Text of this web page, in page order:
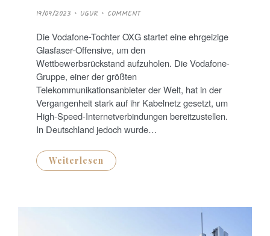
P
O
T
E
D
O
N
19/09/2023 UGUR COMMENT
Die Vodafone-Tochter OXG startet eine ehrgeizige
Glasfaser-Offensive, um den
Wettbewerbsrückstand aufzuholen. Die Vodafone-
Gruppe, einer der größten
Telekommunikationsanbieter der Welt, hat in der
Vergangenheit stark auf ihr Kabelnetz gesetzt, um
High-Speed-Internetverbindungen bereitzustellen.
In Deutschland jedoch wurde…
Weiterlesen